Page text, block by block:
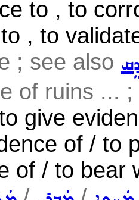
to , to
, to
; see also
of ruins ...
give
of / to
of / to bear